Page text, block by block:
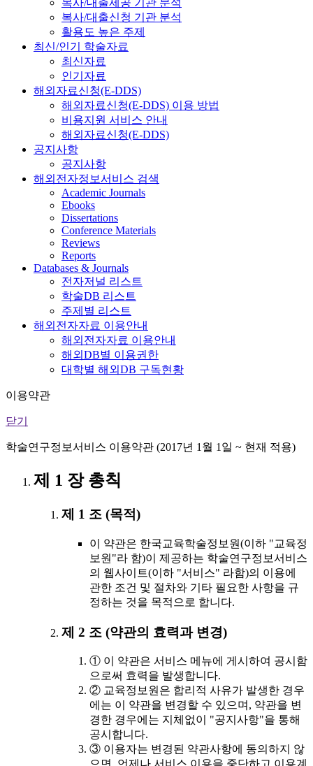
복사/대출제공 기관 분석
복사/대출신청 기관 분석
활용도 높은 주제
최신/인기 학술자료
최신자료
인기자료
해외자료신청(E-DDS)
해외자료신청(E-DDS) 이용 방법
비용지원 서비스 안내
해외자료신청(E-DDS)
공지사항
공지사항
해외전자정보서비스 검색
Academic Journals
Ebooks
Dissertations
Conference Materials
Reviews
Reports
Databases & Journals
전자저널 리스트
학술DB 리스트
주제별 리스트
해외전자자료 이용안내
해외전자자료 이용안내
해외DB별 이용권한
대학별 해외DB 구독현황
이용약관
닫기
학술연구정보서비스 이용약관 (2017년 1월 1일 ~ 현재 적용)
제 1 장 총칙
제 1 조 (목적)
이 약관은 한국교육학술정보원(이하 "교육정
보원"라 함)이 제공하는 학술연구정보서비스
의 웹사이트(이하 "서비스" 라함)의 이용에
관한 조건 및 절차와 기타 필요한 사항을 규
정하는 것을 목적으로 합니다.
제 2 조 (약관의 효력과 변경)
① 이 약관은 서비스 메뉴에 게시하여 공시함
으로써 효력을 발생합니다.
② 교육정보원은 합리적 사유가 발생한 경우
에는 이 약관을 변경할 수 있으며, 약관을 변
경한 경우에는 지체없이 "공지사항"을 통해
공시합니다.
③ 이용자는 변경된 약관사항에 동의하지 않